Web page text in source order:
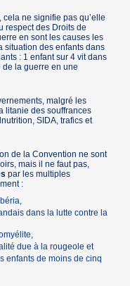
ne signifie pas qu’elle
respect des Droits de
en sont les causes les
situation des enfants dans
: 1 enfant sur 4 vit dans
de la guerre en une
malgré les
litanie des souffrances
SIDA, trafics et
de la Convention ne sont
mais il ne faut pas,
par les multiples
:
dans la lutte contre la
due à la rougeole et
enfants de moins de cinq